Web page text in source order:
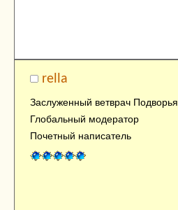
rella
Заслуженный ветврач Подворья
Глобальный модератор
Почетный написатель